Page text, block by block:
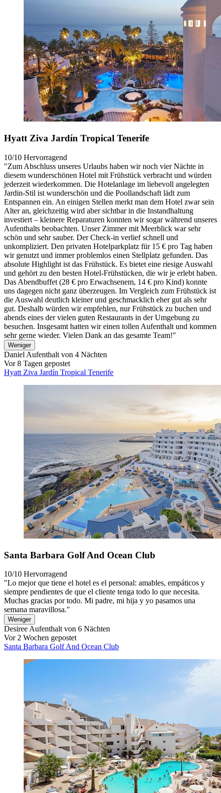
Hyatt Ziva Jardín Tropical Tenerife
10/10 Hervorragend
"Zum Abschluss unseres Urlaubs haben wir noch vier Nächte in
diesem wunderschönen Hotel mit Frühstück verbracht und würden
jederzeit wiederkommen. Die Hotelanlage im liebevoll angelegten
Jardin-Stil ist wunderschön und die Poollandschaft lädt zum
Entspannen ein. An einigen Stellen merkt man dem Hotel zwar sein
Alter an, gleichzeitig wird aber sichtbar in die Instandhaltung
investiert – kleinere Reparaturen konnten wir sogar während unseres
Aufenthalts beobachten. Unser Zimmer mit Meerblick war sehr
schön und sehr sauber. Der Check-in verlief schnell und
unkompliziert. Den privaten Hotelparkplatz für 15 € pro Tag haben
wir genutzt und immer problemlos einen Stellplatz gefunden. Das
absolute Highlight ist das Frühstück. Es bietet eine riesige Auswahl
und gehört zu den besten Hotel-Frühstücken, die wir je erlebt haben.
Das Abendbuffet (28 € pro Erwachsenem, 14 € pro Kind) konnte
uns dagegen nicht ganz überzeugen. Im Vergleich zum Frühstück ist
die Auswahl deutlich kleiner und geschmacklich eher gut als sehr
gut. Deshalb würden wir empfehlen, nur Frühstück zu buchen und
abends eines der vielen guten Restaurants in der Umgebung zu
besuchen. Insgesamt hatten wir einen tollen Aufenthalt und kommen
sehr gerne wieder. Vielen Dank an das gesamte Team!"
Weniger
Daniel Aufenthalt von 4 Nächten
Vor 8 Tagen gepostet
Hyatt Ziva Jardín Tropical Tenerife
Santa Barbara Golf And Ocean Club
10/10 Hervorragend
"Lo mejor que tiene el hotel es el personal: amables, empáticos y
siempre pendientes de que el cliente tenga todo lo que necesita.
Muchas gracias por todo. Mi padre, mi hija y yo pasamos una
semana maravillosa."
Weniger
Desiree Aufenthalt von 6 Nächten
Vor 2 Wochen gepostet
Santa Barbara Golf And Ocean Club